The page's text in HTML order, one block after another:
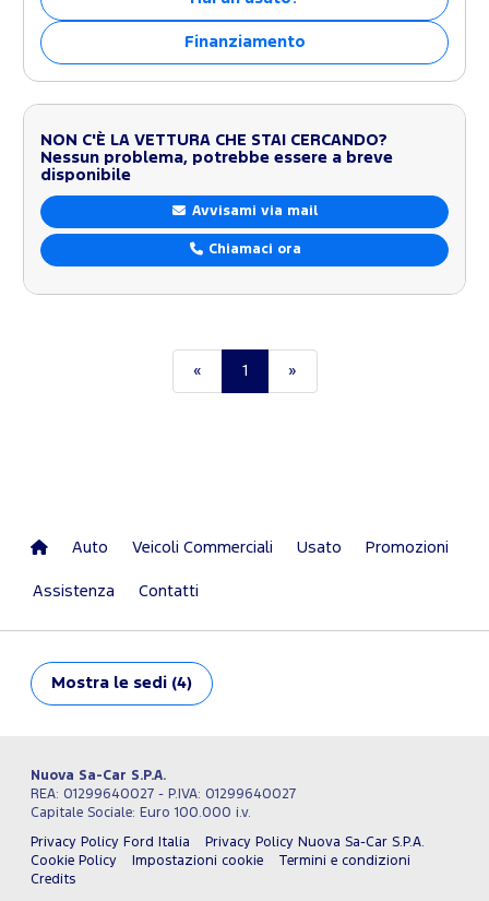
Finanziamento
NON C'È LA VETTURA CHE STAI CERCANDO?
Nessun problema, potrebbe essere a breve
disponibile
Avvisami via mail
Chiamaci ora
« 1 »
Auto Veicoli Commerciali Usato Promozioni
Assistenza Contatti
Mostra le sedi (4)
Nuova Sa-Car S.P.A.
REA: 01299640027 - P.IVA: 01299640027
Capitale Sociale: Euro 100.000 i.v.
Privacy Policy Ford Italia
Privacy Policy Nuova Sa-Car S.P.A.
Cookie Policy
Impostazioni cookie
Termini e condizioni
Credits